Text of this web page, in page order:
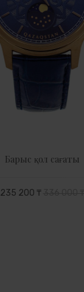
Барыс қол сағаты
235 200 ₸